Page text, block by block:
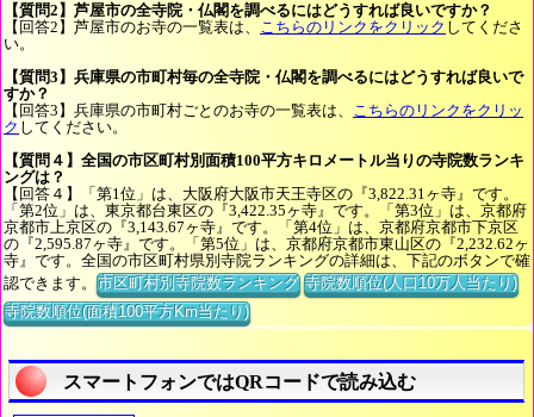
【質問2】芦屋市の全寺院・仏閣を調べるにはどうすれば良いですか？
【回答2】芦屋市のお寺の一覧表は、 こちらのリンクをクリック してくださ
い。
【質問3】兵庫県の市町村毎の全寺院・仏閣を調べるにはどうすれば良いで
すか？
【回答3】兵庫県の市町村ごとのお寺の一覧表は、 こちらのリンクをクリッ
ク してください。
【質問４】全国の市区町村別面積100平方キロメートル当りの寺院数ランキ
ングは？
【回答４】「第1位」は、大阪府大阪市天王寺区の『3,822.31ヶ寺』です。
「第2位」は、東京都台東区の『3,422.35ヶ寺』です。「第3位」は、京都府
京都市上京区の『3,143.67ヶ寺』です。「第4位」は、京都府京都市下京区
の『2,595.87ヶ寺』です。「第5位」は、京都府京都市東山区の『2,232.62ヶ
寺』です。全国の市区町村県別寺院ランキングの詳細は、下記のボタンで確
認できます。市区町村別寺院数ランキング 寺院数順位(人口10万人当たり)
寺院数順位(面積100平方Km当たり)
スマートフォンではQRコードで読み込む